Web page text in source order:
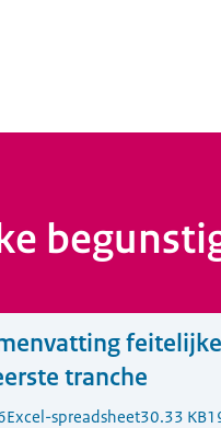
tranche
Excel-spreadsheet30.33 KB